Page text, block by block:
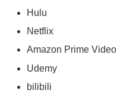
Hulu
Netflix
Amazon Prime Video
Udemy
bilibili